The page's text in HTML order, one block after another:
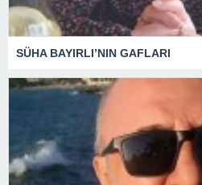
SÜHA BAYIRLI’NIN GAFLARI